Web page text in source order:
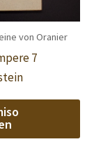
von Oranier
7